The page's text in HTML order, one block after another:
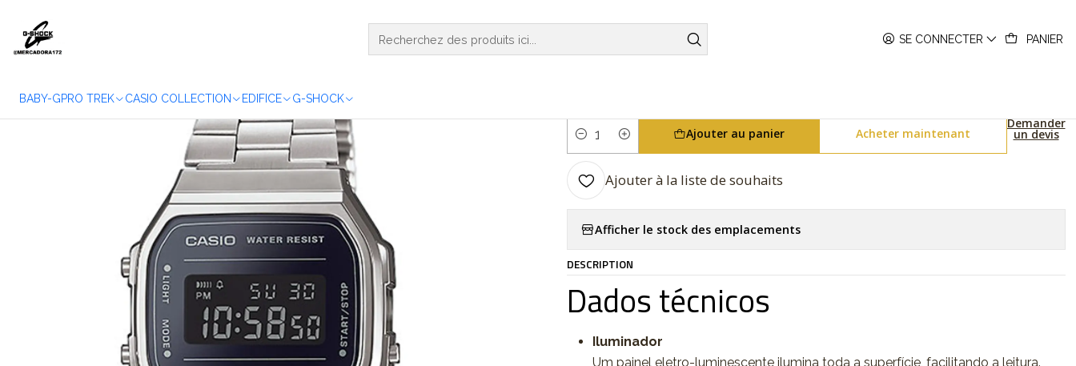
SE CONNECTER PANIER
BABY-GPRO TREK CASIO COLLECTION EDIFICE G-SHOCK
Quantité
Ajouter au panier Acheter maintenant
Demander
un devis
Ajouter à la liste de souhaits
Afficher le stock des emplacements
DESCRIPTION
Dados técnicos
Iluminador
Um painel eletro-luminescente ilumina toda a superfície, facilitando a leitura.